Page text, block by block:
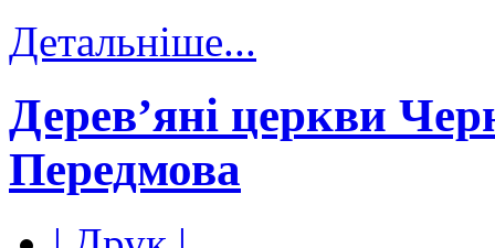
Детальніше...
Дерев’яні церкви
Передмова